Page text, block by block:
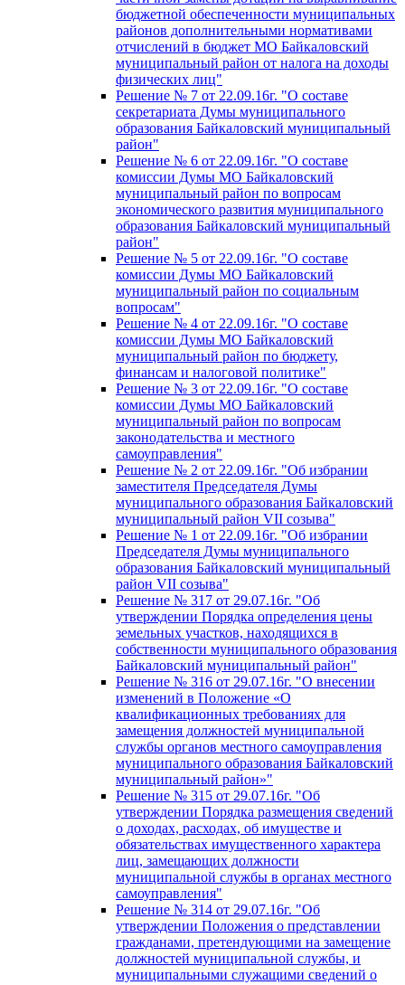
бюджетной обеспеченности муниципальных
районов дополнительными нормативами
отчислений в бюджет МО Байкаловский
муниципальный район от налога на доходы
физических лиц"
Решение № 7 от 22.09.16г. "О составе
секретариата Думы муниципального
образования Байкаловский муниципальный
район"
Решение № 6 от 22.09.16г. "О составе
комиссии Думы МО Байкаловский
муниципальный район по вопросам
экономического развития муниципального
образования Байкаловский муниципальный
район"
Решение № 5 от 22.09.16г. "О составе
комиссии Думы МО Байкаловский
муниципальный район по социальным
вопросам"
Решение № 4 от 22.09.16г. "О составе
комиссии Думы МО Байкаловский
муниципальный район по бюджету,
финансам и налоговой политике"
Решение № 3 от 22.09.16г. "О составе
комиссии Думы МО Байкаловский
муниципальный район по вопросам
законодательства и местного
самоуправления"
Решение № 2 от 22.09.16г. "Об избрании
заместителя Председателя Думы
муниципального образования Байкаловский
муниципальный район VII созыва"
Решение № 1 от 22.09.16г. "Об избрании
Председателя Думы муниципального
образования Байкаловский муниципальный
район VII созыва"
Решение № 317 от 29.07.16г. "Об
утверждении Порядка определения цены
земельных участков, находящихся в
собственности муниципального образования
Байкаловский муниципальный район"
Решение № 316 от 29.07.16г. "О внесении
изменений в Положение «О
квалификационных требованиях для
замещения должностей муниципальной
службы органов местного самоуправления
муниципального образования Байкаловский
муниципальный район»"
Решение № 315 от 29.07.16г. "Об
утверждении Порядка размещения сведений
о доходах, расходах, об имуществе и
обязательствах имущественного характера
лиц, замещающих должности
муниципальной службы в органах местного
самоуправления"
Решение № 314 от 29.07.16г. "Об
утверждении Положения о представлении
гражданами, претендующими на замещение
должностей муниципальной службы, и
муниципальными служащими сведений о